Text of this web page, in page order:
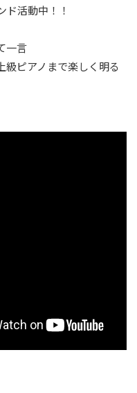
活動中！！
一言
ピアノまで楽しく明る